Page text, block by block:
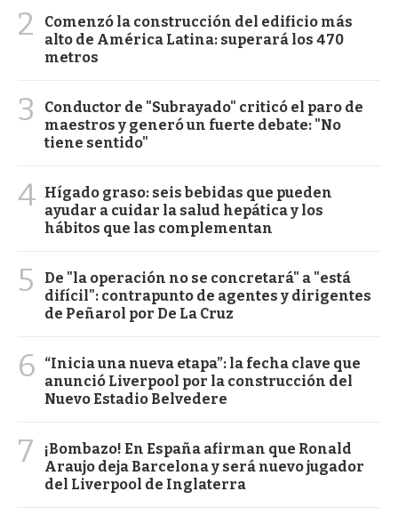
2
Comenzó la construcción del edificio más
alto de América Latina: superará los 470
metros
3
Conductor de "Subrayado" criticó el paro de
maestros y generó un fuerte debate: "No
tiene sentido"
4 Hígado graso: seis bebidas que pueden
ayudar a cuidar la salud hepática y los
hábitos que las complementan
5
De "la operación no se concretará" a "está
difícil": contrapunto de agentes y dirigentes
de Peñarol por De La Cruz
6
“Inicia una nueva etapa”: la fecha clave que
anunció Liverpool por la construcción del
Nuevo Estadio Belvedere
7
¡Bombazo! En España afirman que Ronald
Araujo deja Barcelona y será nuevo jugador
del Liverpool de Inglaterra